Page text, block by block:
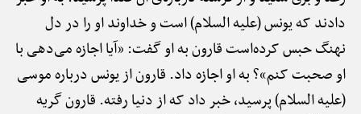
دادند که یونس (علیه السلام) است و خداوند او را در دل
نهنگ حبس کرده‌است قارون به او گفت: «آیا اجازه می‌دهی با
او صحبت کنم»؟ به او اجازه داد. قارون از یونس درباره موسی
(علیه السلام) پرسید، خبر داد که از دنیا رفته. قارون گریه